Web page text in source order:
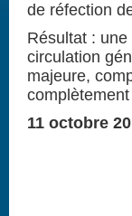
de réfection
Résultat :
circulation
majeure,
11 octobre